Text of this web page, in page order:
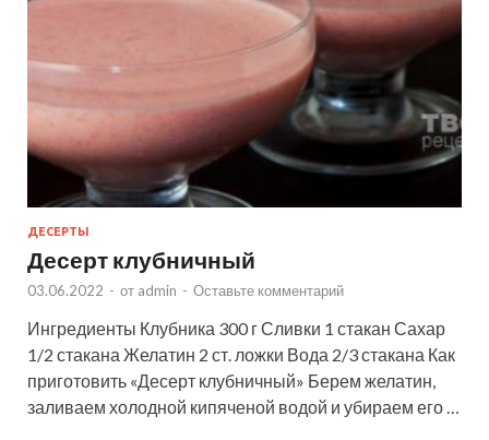
ДЕСЕРТЫ
Десерт клубничный
03.06.2022 - от admin - Оставьте комментарий
Ингредиенты Клубника 300 г Сливки 1 стакан Сахар
1/2 стакана Желатин 2 ст. ложки Вода 2/3 стакана Как
приготовить «Десерт клубничный» Берем желатин,
заливаем холодной кипяченой водой и убираем его …